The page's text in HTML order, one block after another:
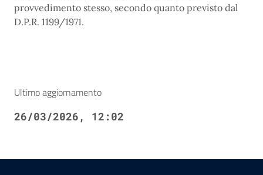
provvedimento stesso, secondo quanto previsto dal
D.P.R. 1199/1971.
Ultimo aggiornamento
26/03/2026, 12:02